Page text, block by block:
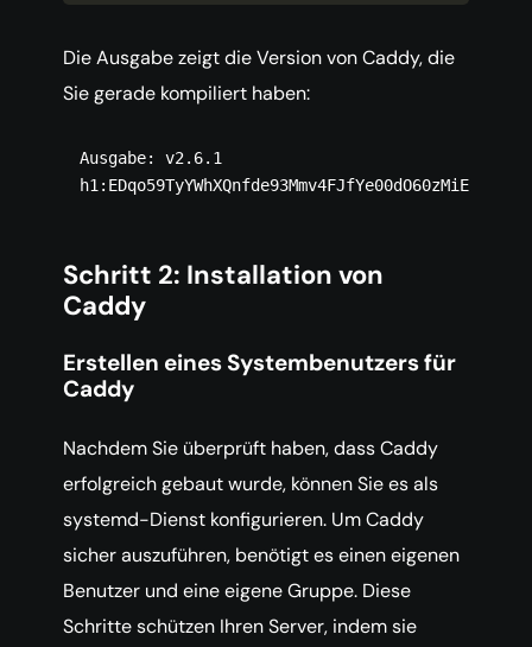
Die Ausgabe zeigt die Version von Caddy, die
Sie gerade kompiliert haben:
Ausgabe: v2.6.1
h1:EDqo59TyYWhXQnfde93Mmv4FJfYe00dO60zMiEt+pzo=
Schritt 2: Installation von
Caddy
Erstellen eines Systembenutzers für
Caddy
Nachdem Sie überprüft haben, dass Caddy
erfolgreich gebaut wurde, können Sie es als
systemd-Dienst konfigurieren. Um Caddy
sicher auszuführen, benötigt es einen eigenen
Benutzer und eine eigene Gruppe. Diese
Schritte schützen Ihren Server, indem sie